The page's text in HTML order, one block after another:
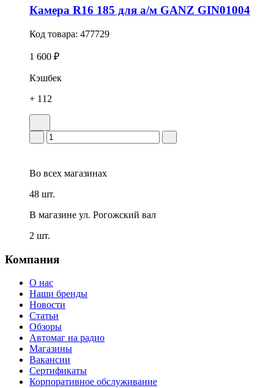
Камера R16 185 для а/м GANZ GIN01004
Код товара: 477729
1 600 ₽
Кэшбек
+ 112
Во всех магазинах
48 шт.
В магазине ул. Рогожский вал
2 шт.
Компания
О нас
Наши бренды
Новости
Статьи
Обзоры
Автомаг на радио
Магазины
Вакансии
Сертификаты
Корпоративное обслуживание